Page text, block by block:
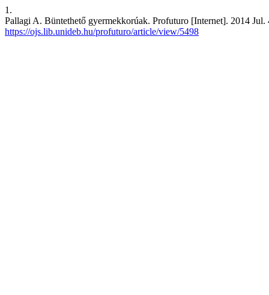
1.
Pallagi A. Büntethető gyermekkorúak. Profuturo [Internet]. 2014
https://ojs.lib.unideb.hu/profuturo/article/view/5498